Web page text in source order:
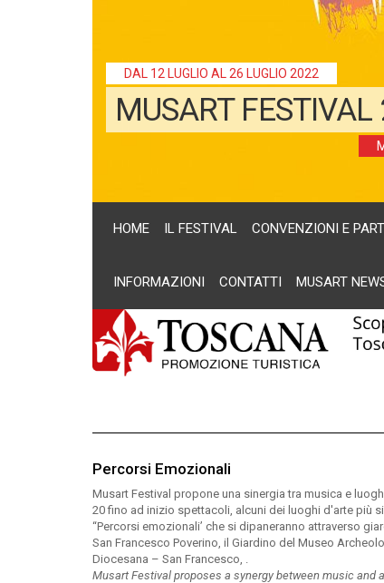
DAL 12 LUGLIO AL 26 LUGLIO 2022
MUSART
HOME IL FESTIVAL CONVENZIONI E
INFORMAZIONI CONTATTI MUSART
Percorsi Emozionali
Musart Festival propone una sinergia tra musica e
20 fino ad inizio spettacoli, alcuni dei luoghi d'arte più
“Percorsi emozionali’ che si dipaneranno attraverso
San Francesco Poverino, il Giardino del Museo
Diocesana – San Francesco, .
Musart Festival proposes a synergy between music and